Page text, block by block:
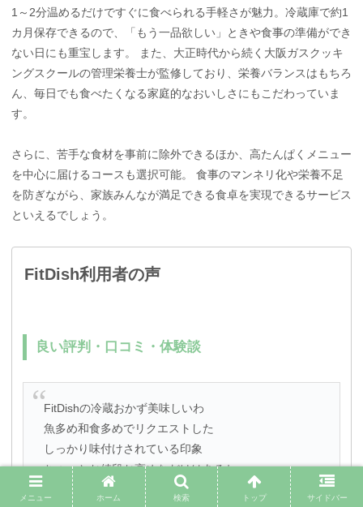
1～2分温めるだけですぐに食べられる手軽さが魅力。冷蔵庫で約1
カ月保存できるので、「もう一品欲しい」ときや食事の準備ができ
ない日にも重宝します。 また、大正時代から続く大阪ガスクッキ
ングスクールの管理栄養士が監修しており、栄養バランスはもちろ
ん、毎日でも食べたくなる家庭的なおいしさにもこだわっていま
す。
さらに、苦手な食材を事前に除外できるほか、高たんぱくメニュー
を中心に届けるコースも選択可能。 食事のマンネリ化や栄養不足
を防ぎながら、家族みんなが満足できる食卓を実現できるサービス
といえるでしょう。
FitDish利用者の声
良い評判・口コミ・体験談
FitDishの冷蔵おかず美味しいわ
魚多め和食多めでリクエストした
しっかり味付けされている印象
ちょっとお値段お高めなだけはあるね
来月も続ける🎵
メニュー ホーム 検索 トップ サイドバー